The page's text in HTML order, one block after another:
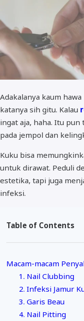
Adakalanya kaum
katanya sih gitu. Kalau
ingat aja, haha. Itu pun
pada jempol dan
Kuku bisa
untuk dirawat. Peduli
estetika, tapi juga
infeksi.
Table of Contents
Macam-macam
1. Nail Clubbing
2. Infeksi Jamur
3. Garis Beau
4. Nail Pitting